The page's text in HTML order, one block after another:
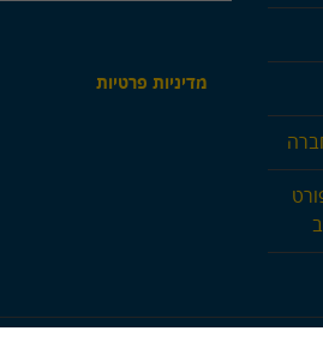
מדיניות פרטיות